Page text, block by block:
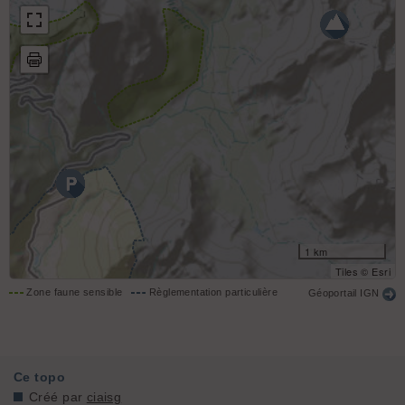
1 km
Tiles © Esri
Zone faune sensible Règlementation particulière Géoportail IGN
Ce topo
Créé par ciaisg